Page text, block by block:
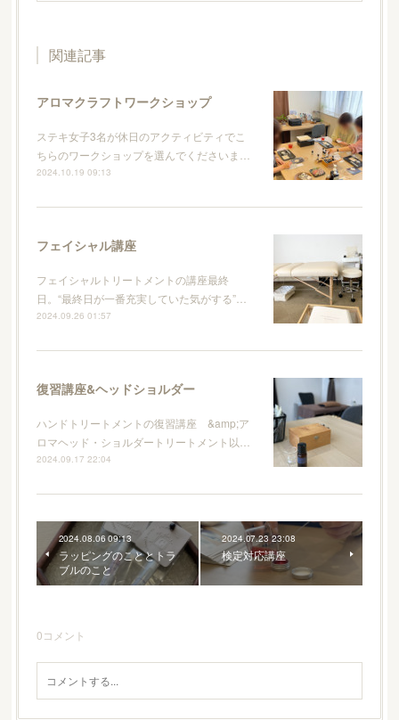
関連記事
アロマクラフトワークショップ
ステキ女子3名が休日のアクティビティでこ
ちらのワークショップを選んでくださいま…
2024.10.19 09:13
フェイシャル講座
フェイシャルトリートメントの講座最終
日。“最終日が一番充実していた気がする”…
2024.09.26 01:57
復習講座&ヘッドショルダー
ハンドトリートメントの復習講座 &amp;ア
ロマヘッド・ショルダートリートメント以…
2024.09.17 22:04
2024.08.06 09:13
ラッピングのこととトラ
ブルのこと
2024.07.23 23:08
検定対応講座
0コメント